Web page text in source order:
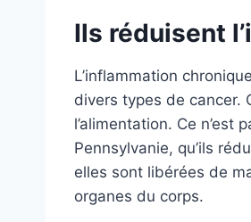
Ils réduisent
L’inflammation
divers types de cancer.
l’alimentation. Ce n’est
Pennsylvanie, qu’ils
elles sont libérées de
organes du corps.